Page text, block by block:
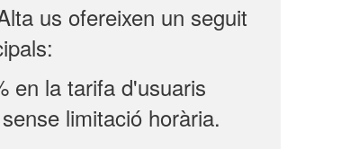
us ofereixen un seguit
en la tarifa d'usuaris
limitació horària.